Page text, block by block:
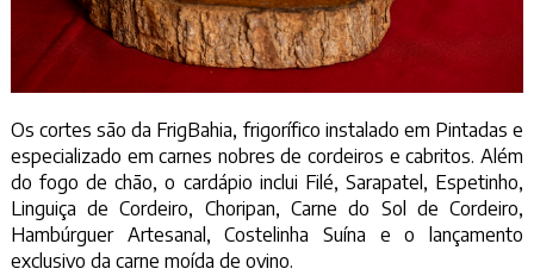
Os cortes são da FrigBahia, frigorífico instalado em Pintadas e
especializado em carnes nobres de cordeiros e cabritos. Além
do fogo de chão, o cardápio inclui Filé, Sarapatel, Espetinho,
Linguiça de Cordeiro, Choripan, Carne do Sol de Cordeiro,
Hambúrguer Artesanal, Costelinha Suína e o lançamento
exclusivo da carne moída de ovino.